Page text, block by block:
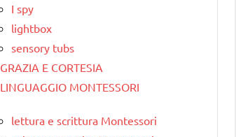
I spy
lightbox
sensory tubs
GRAZIA E CORTESIA
LINGUAGGIO MONTESSORI
lettura e scrittura Montessori